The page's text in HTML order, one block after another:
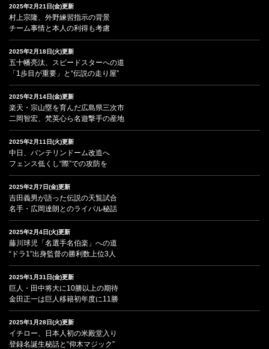
2025年2月21日(金)更新
村上宗隆、外野練習指示の背景
チーム事情と本人の利得も考慮
2025年2月18日(火)更新
五十幡亮汰、スピードスターへの道
「1歩目が重要」と“伝説の走り屋”
2025年2月14日(金)更新
楽天・宗山塁を育んだ広島県三次市
二岡智宏、梵英心ら名遊撃手の産地
2025年2月11日(火)更新
中日、バンテリンドーム改造へ
フェンス低くし“際”での攻防を
2025年2月7日(金)更新
吉田義男が語った伝説の天覧試合
名手・広岡達朗とのライバル秘話
2025年2月4日(火)更新
藤川球児「名選手名伯楽」への道
“ドラ1”出身監督の勝利数上位3人
2025年1月31日(金)更新
巨人・田中将大に10勝以上の期待
金田正一は巨人移籍初年度に11勝
2025年1月28日(火)更新
イチロー、日本人初の米殿堂入り
登録名誕生秘話と“仰木マジック”